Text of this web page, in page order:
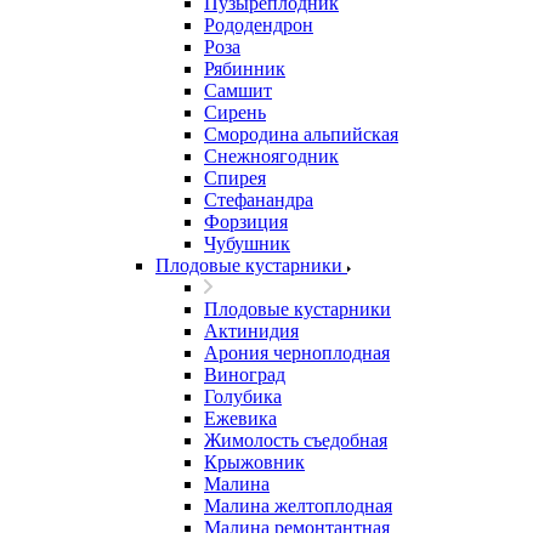
Рододендрон
Роза
Рябинник
Самшит
Сирень
Смородина альпийская
Снежноягодник
Спирея
Стефанандра
Форзиция
Чубушник
Плодовые кустарники
Плодовые кустарники
Актинидия
Арония черноплодная
Виноград
Голубика
Ежевика
Жимолость съедобная
Крыжовник
Малина
Малина желтоплодная
Малина ремонтантная